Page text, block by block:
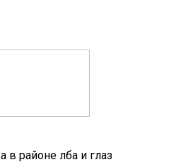
в районе лба и глаз